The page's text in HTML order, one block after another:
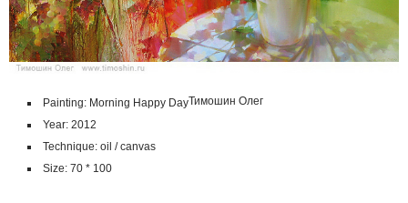
Painting: Morning Happy Day
Year: 2012
Technique: oil / canvas
Size: 70 * 100
Тимошин Олег